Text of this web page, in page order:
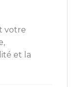
votre
et la